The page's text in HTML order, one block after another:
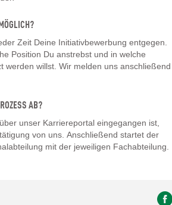
Zeit Deine Initiativbewerbung entgegen.
Position Du anstrebst und in welche
werden willst. Wir melden uns anschließend
AB?
unser Karriereportal eingegangen ist,
von uns. Anschließend startet der
mit der jeweiligen Fachabteilung.